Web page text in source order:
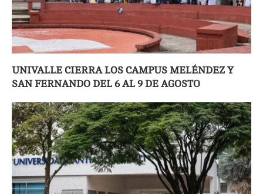
UNIVALLE CIERRA LOS CAMPUS MELÉNDEZ Y
SAN FERNANDO DEL 6 AL 9 DE AGOSTO